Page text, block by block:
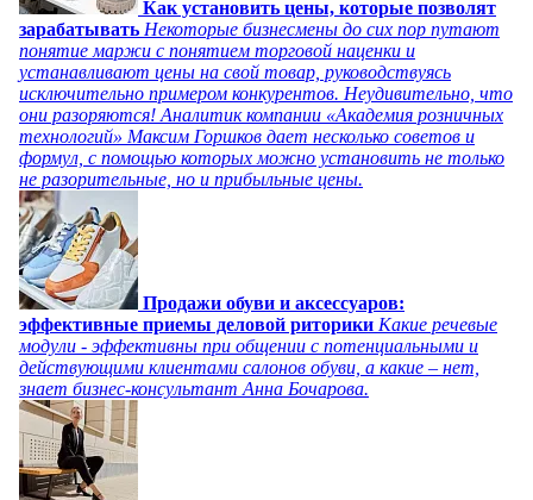
Как установить цены, которые позволят
зарабатывать Некоторые бизнесмены до сих пор путают
понятие маржи с понятием торговой наценки и
устанавливают цены на свой товар, руководствуясь
исключительно примером конкурентов. Неудивительно, что
они разоряются! Аналитик компании «Академия розничных
технологий» Максим Горшков дает несколько советов и
формул, с помощью которых можно установить не только
не разорительные, но и прибыльные цены.
Продажи обуви и аксессуаров:
эффективные приемы деловой риторики Какие речевые
модули - эффективны при общении с потенциальными и
действующими клиентами салонов обуви, а какие – нет,
знает бизнес-консультант Анна Бочарова.